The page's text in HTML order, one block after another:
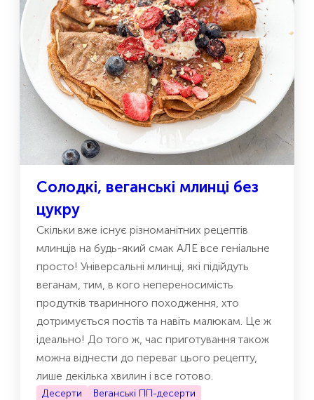
Солодкі, веганські млинці без
цукру
Скільки вже існує різноманітних рецептів
млинців на будь-який смак АЛЕ все геніальне
просто! Універсальні млинці, які підійдуть
веганам, тим, в кого непереносимість
продутків тваринного походження, хто
дотримується постів та навіть малюкам. Це ж
ідеально! До того ж, час приготування також
можна віднести до переваг цього рецепту,
лише декілька хвилин і все готово.
Десерти
Веганські ПП-десерти